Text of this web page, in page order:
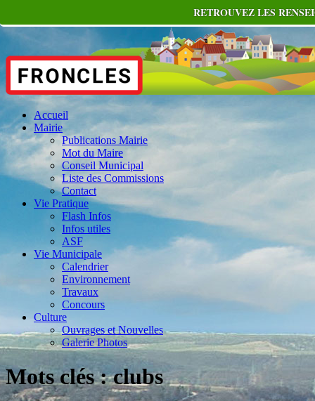
Accueil
Mairie
Publications Mairie
Mot du Maire
Conseil Municipal
Liste des Commissions
Contact
Vie Pratique
Flash Infos
Infos utiles
ASF
Vie Municipale
Calendrier
Environnement
Travaux
Concours
Culture
Ouvrages et Nouvelles
Galerie Photos
Mots clés : clubs
RETROUVEZ LES